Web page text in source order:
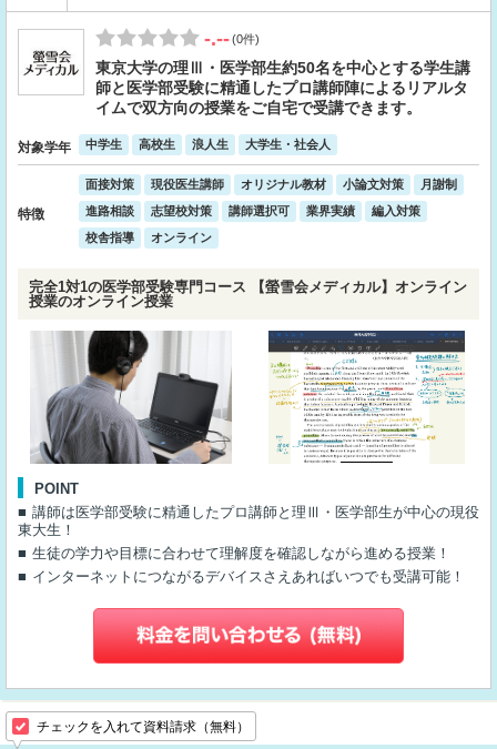
-.--(0件)
東京大学の理Ⅲ・医学部生約50名を中心とする学生講
師と医学部受験に精通したプロ講師陣によるリアルタ
イムで双方向の授業をご自宅で受講できます。
対象学年 中学生 高校生 浪人生 大学生・社会人
特徴
面接対策 現役医生講師 オリジナル教材 小論文対策
月謝制
進路相談
志望校対策 講師選択可 業界実績
編入対策
校舎指導
オンライン
完全1対1の医学部受験専門コース 【螢雪会メディカル】オンライン
授業のオンライン授業
POINT
講師は医学部受験に精通したプロ講師と理Ⅲ・医学部生が中心の現役
東大生！
生徒の学力や目標に合わせて理解度を確認しながら進める授業！
インターネットにつながるデバイスさえあればいつでも受講可能！
チェックを入れて資料請求（無料）